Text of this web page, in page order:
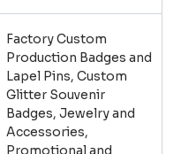
Factory Custom
Production Badges and
Lapel Pins, Custom
Glitter Souvenir
Badges, Jewelry and
Accessories,
Promotional and